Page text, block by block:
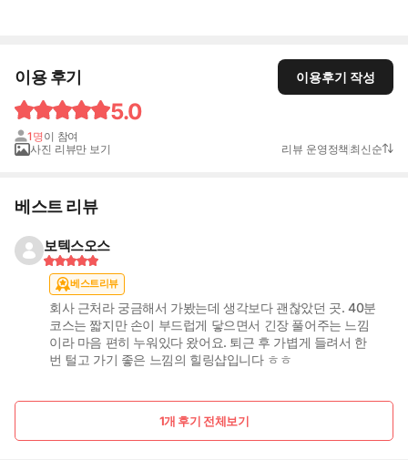
이용 후기 이용후기 작성
5.0
1명 이 참여
사진 리뷰만 보기
리뷰 운영정책 최신순
베스트 리뷰
보텍스오스
베스트리뷰
회사 근처라 궁금해서 가봤는데 생각보다 괜찮았던 곳. 40분
코스는 짧지만 손이 부드럽게 닿으면서 긴장 풀어주는 느낌
이라 마음 편히 누워있다 왔어요. 퇴근 후 가볍게 들려서 한
번 털고 가기 좋은 느낌의 힐링샵입니다 ㅎㅎ
1개 후기 전체보기